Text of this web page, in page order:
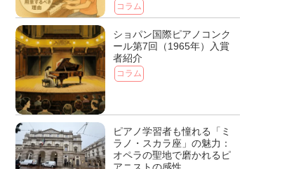
コラム
ショパン国際ピアノコンク
ール第7回（1965年）入賞
者紹介
コラム
ピアノ学習者も憧れる「ミ
ラノ・スカラ座」の魅力：
オペラの聖地で磨かれるピ
アニストの感性